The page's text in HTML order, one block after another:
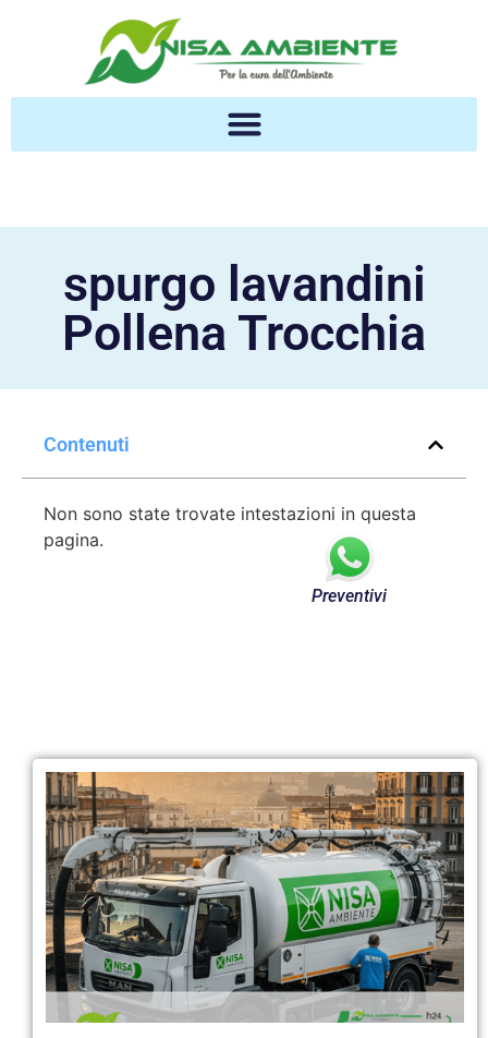
spurgo lavandini
Pollena Trocchia
Contenuti
Non sono state trovate intestazioni in questa
pagina.
Preventivi